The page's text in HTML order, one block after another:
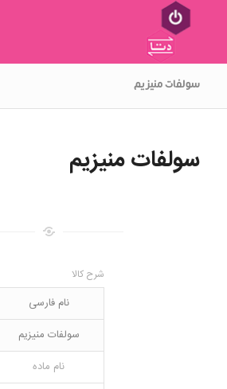
سولفات منیزیم
سولفات منیزیم
شرح کالا
نام فارسی
سولفات منیزیم
نام ماده